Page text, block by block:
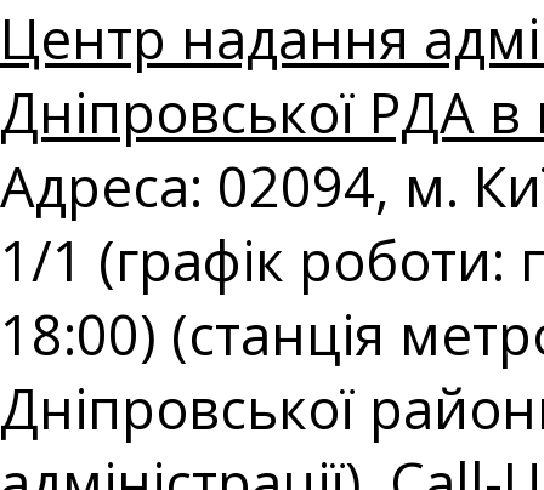
Центр надання
Дніпровської РДА в
Адреса: 02094, м.
1/1 (графік роботи:
18:00) (станція
Дніпровської